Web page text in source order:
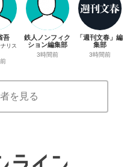
吾
リス
鉄人ノンフィク
ション編集部
3時間前
「週刊文春」編
集部
3時間前
を見る